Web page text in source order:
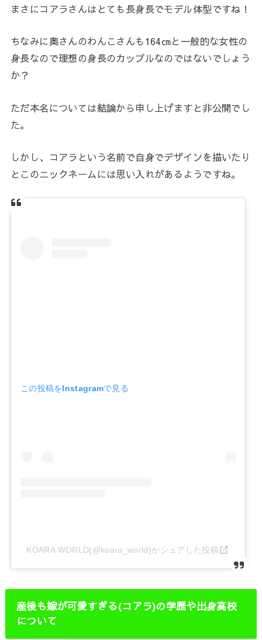
まさにコアラさんはとても長身長でモデル体型ですね！
ちなみに奥さんのわんこさんも164㎝と一般的な女性の
身長なので理想の身長のカップルなのではないでしょう
か？
ただ本名については結論から申し上げますと非公開でし
た。
しかし、コアラという名前で自身でデザインを描いたり
とこのニックネームには思い入れがあるようですね。
この投稿をInstagramで見る
KOARA WORLD(@koara_world)がシェアした投稿
産後も嫁が可愛すぎる(コアラ)の学歴や出身高校
について